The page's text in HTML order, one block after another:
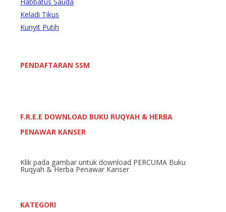
Keladi Tikus
Kunyit Putih
PENDAFTARAN SSM
F.R.E.E DOWNLOAD BUKU RUQYAH & HERBA
PENAWAR KANSER
Klik pada gambar untuk download PERCUMA Buku
Ruqyah & Herba Penawar Kanser
KATEGORI